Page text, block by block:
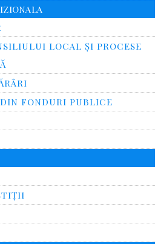
LOCAL ȘI PROCESE
FONDURI PUBLICE